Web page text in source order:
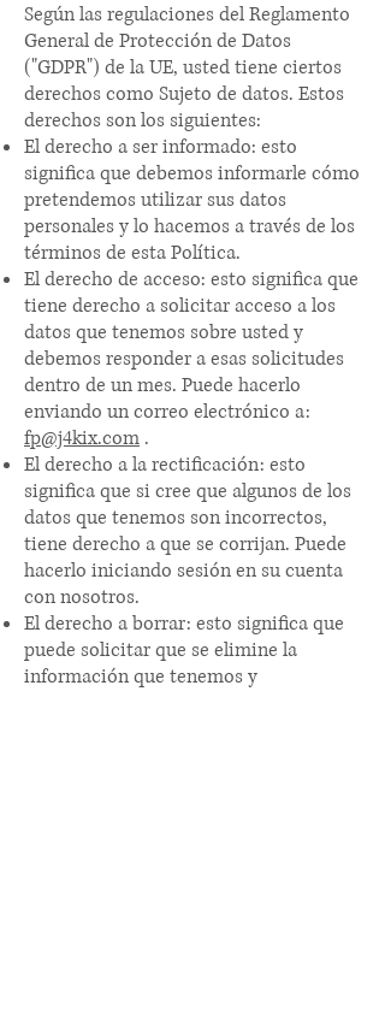
Según las regulaciones del Reglamento
General de Protección de Datos
("GDPR") de la UE, usted tiene ciertos
derechos como Sujeto de datos. Estos
derechos son los siguientes:
El derecho a ser informado: esto
significa que debemos informarle cómo
pretendemos utilizar sus datos
personales y lo hacemos a través de los
términos de esta Política.
El derecho de acceso: esto significa que
tiene derecho a solicitar acceso a los
datos que tenemos sobre usted y
debemos responder a esas solicitudes
dentro de un mes. Puede hacerlo
enviando un correo electrónico a:
fp@j4kix.com .
El derecho a la rectificación: esto
significa que si cree que algunos de los
datos que tenemos son incorrectos,
tiene derecho a que se corrijan. Puede
hacerlo iniciando sesión en su cuenta
con nosotros.
El derecho a borrar: esto significa que
puede solicitar que se elimine la
información que tenemos y